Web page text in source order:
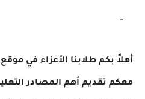
-
أهلاً بكم طلابنا الأعزاء في
معكم تقديم أهم المصادر